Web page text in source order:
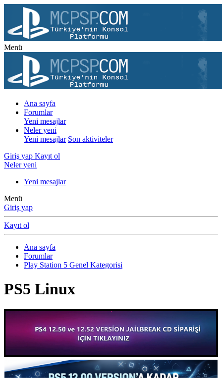
Menü
Ana sayfa
Forumlar
Yeni mesajlar
Neler yeni
Yeni mesajlar Son aktiviteler
Giriş yap Kayıt ol
Neler yeni
Yeni mesajlar
Menü
Giriş yap
Kayıt ol
Ana sayfa
Forumlar
Play Station 5 Genel Kategorisi
PS5 Linux